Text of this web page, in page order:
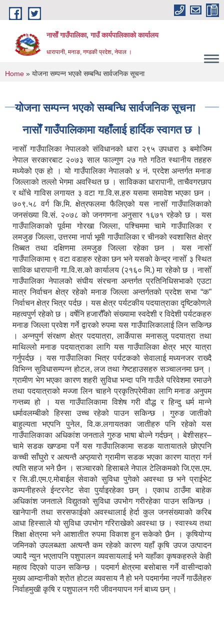
Skip to main content
नासाेँ गाउँपालिका, गाउँ कार्यपालिकाकाे कार्यालय
धारापानी, मनाङ, गण्डकी प्रदेश, नेपाल ।
You are here
Home » योजना सम्पन्न भएको सम्बन्धि सार्वजनिक सूचना
योजना सम्पन्न भएको सम्बन्धि सार्वजनिक सूचना
नासाेँ गाउँपालिकामा यहाँलाई हार्दिक स्वागत छ ।
नासोँ गाउँपालिका नेपालको संविधानको धारा २९५ उपधारा ३ बमोजिम
नेपाल सरकारबाट २०७३ साल फाल्गुण २७ गते गठित स्थानीय तहहरु
मध्येको एक हो । यो गाउँपालिका नेपालको ४ नं. प्रदेश अन्तर्गत मनाङ
जिल्लाको तल्लो भेगमा अवस्थित छ । साविकका धारापानी‚ ताचैवगरछाप
र थोँचे गाविस लगायत ३ वटा गा.वि.स.हरु यसमा समावेश भएका छन ।
७०९.५८ वर्ग कि.मि. क्षेत्रफलमा फैलिएको यस नासोँ गाउँपालिकाको
जनसंख्या वि.सं. २०७८ को जनगणना अनुसार १६७१ रहेको छ । यस
गाउँपालिकाको पूर्वमा गोरखा जिल्ला, पश्चिममा चामे गाउँपालिका र
लमजुङ जिल्ला, उत्तरमा नार्पा भूमी गाउँपालिका र चीनको स्वशासित क्षेत्र
तिब्बत तथा दक्षिणमा लमजुङ जिल्ला रहेका छन । यस नासोँ
गाउँपालिकामा ९ वटा वडाहरु रहेका छन भने यसको केन्द्र नासोँ ३ स्थित
साविक धारापानी गा.वि.स.को कार्यालय (२१६० मि.) मा रहेको छ । नासोँ
गाउँपालिका नेपालको संघीय संरचना अन्तर्गत प्रतिनिधिसभाको एउटा
मात्र निर्वाचन क्षेत्र रहेको मनाङ जिल्ला अन्तर्गतको प्रदेश सभा “क”
निर्वाचन क्षेत्र भित्र पर्दछ । यस क्षेत्र पर्यटकीय पदयात्राका दृष्टिकोणले
महत्वपुर्ण रहेको छ । वर्षेनि हजारौँको संख्यामा स्वदेशी र विदेशी पर्यटकहरु
मनाङ जिल्ला प्रवेश गर्ने द्वारको रुपमा यस गाउँपालिकालाई लिन सकिन्छ
। अन्नपुर्ण संरक्षण क्षेत्र पदयात्रा, लार्केपास मनासलु पदयात्रा तथा
माथिल्लो मनाङ पदयात्राका लागि यस गाउँपालिका क्षेत्र भएर यात्रा
गर्नुपर्दछ । यस गाउँपालिका भित्र पर्यटकको सेवालाई मध्यनजर राख्दै
विभिन्न सुविधासम्पन्न होटल, लज तथा गेष्टहाउसहरु सञ्चालनमा छन् ।
ग्रामीण भेग भएका कारण शहरी सुविधा भन्दा पनि गाउँले परिवेशमा रमाउने
तथा पदयात्राको मज्जा लिन चाहने प्रकृतिप्रेमीका लागि मनाङ अनुपम
गन्तब्य हो । यस गाउँपालिकामा विशेष गरी वौद्ध र हिन्दु धर्म मान्ने
धर्मावलम्बीको हिस्सा उच्च रहेको पाउन सकिन्छ । गुरुङ जातीको
बाहुल्यता भएपनि पुनेल, वि.क.लगायतका जातीहरु पनि रहेको यस
गाउँपालिकाका अधिकांश जनताले गुरुङ भाषा बोल्ने गर्दछन् । बेशीसहर–
चामे सडक खण्डमा पर्ने यस गाउँपालिकामा सडक यातायातले छोएपनि
कच्ची साँघुरो र अत्यन्तै अप्ठ्यारो ग्रामीण सडक भएका कारण यात्रा गर्न
त्यति सहज भने छैन । सञ्चारको हिसाबले नेपाल टेलिकमको जि.एस.एम.
र सि.डी.एम.ए.मोबाईल सेवाको सुविधा पुगेको अवस्था छ भने प्राईभेट
कम्पनीहरुले ईन्टरनेट सेवा पुर्याइरहेका छन् । एकाध ठाउँमा बाहेक
अधिकांश जनताले विद्युतको सुविधा उपभोग गरीरहेका पाउन सकिन्छ ।
खानेपानी तथा सरसफाईको अवस्थालाई हेर्दा कुल जनसंख्याको करिब
आधा हिस्साले यो सुविधा उपभोग गरिराखेको अवस्था छ । स्वास्थ्य तथा
शिक्षा क्षेत्रमा भने आशातीत रुपमा विकाश हुन सकेको छैन । कृषियोग्य
जमिनको उपलब्धता अत्यन्तै कम रहेको कारण यहाँ कृषि उपज उत्पादन
ज्यादै न्युन भएतापनि पशुपालन व्यवसायलाई भने यहाँका कृषकहरुले केही
महत्व दिएको पाउन सकिन्छ । पदमार्ग क्षेत्रमा बसोबास गर्ने वासीन्दाको
मुख्य आम्दानीको श्रोत होटल व्यवसाय नै हो भने पदमार्गमा नपर्ने गाउँलेहरु
निर्वाहमुखी कृषि र पशुपालन गरी जीवनयापन गर्न बाध्य छन् ।